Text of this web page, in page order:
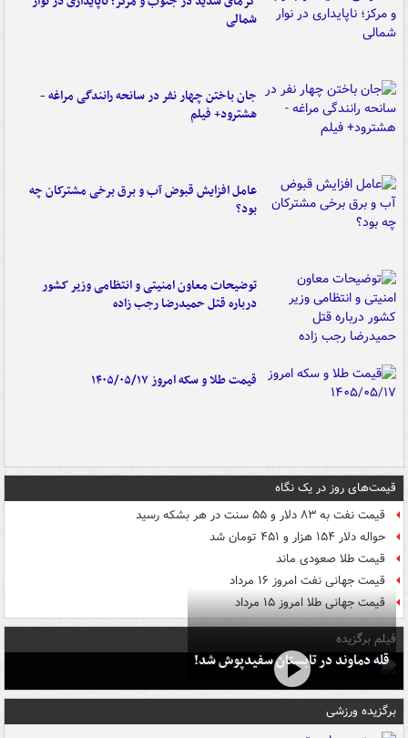
شمالی
جان باختن چهار نفر در سانحه رانندگی مراغه -
هشترود+ فیلم
عامل افزایش قبوض آب و برق برخی مشترکان چه
بود؟
توضیحات معاون امنیتی و انتظامی وزیر کشور
درباره قتل حمیدرضا رجب زاده
قیمت طلا و سکه امروز ۱۴۰۵/۰۵/۱۷
قیمت‌های روز در یک نگاه
قیمت نفت به ۸۳ دلار و ۵۵ سنت در هر بشکه رسید
حواله دلار ۱۵۴ هزار و ۴۵۱ تومان شد
قیمت طلا صعودی ماند
قیمت جهانی نفت امروز ۱۶ مرداد
قیمت جهانی طلا امروز ۱۵ مرداد
فیلم برگزیده
قله دماوند در تابستان سفیدپوش شد!
برگزیده ورزشی